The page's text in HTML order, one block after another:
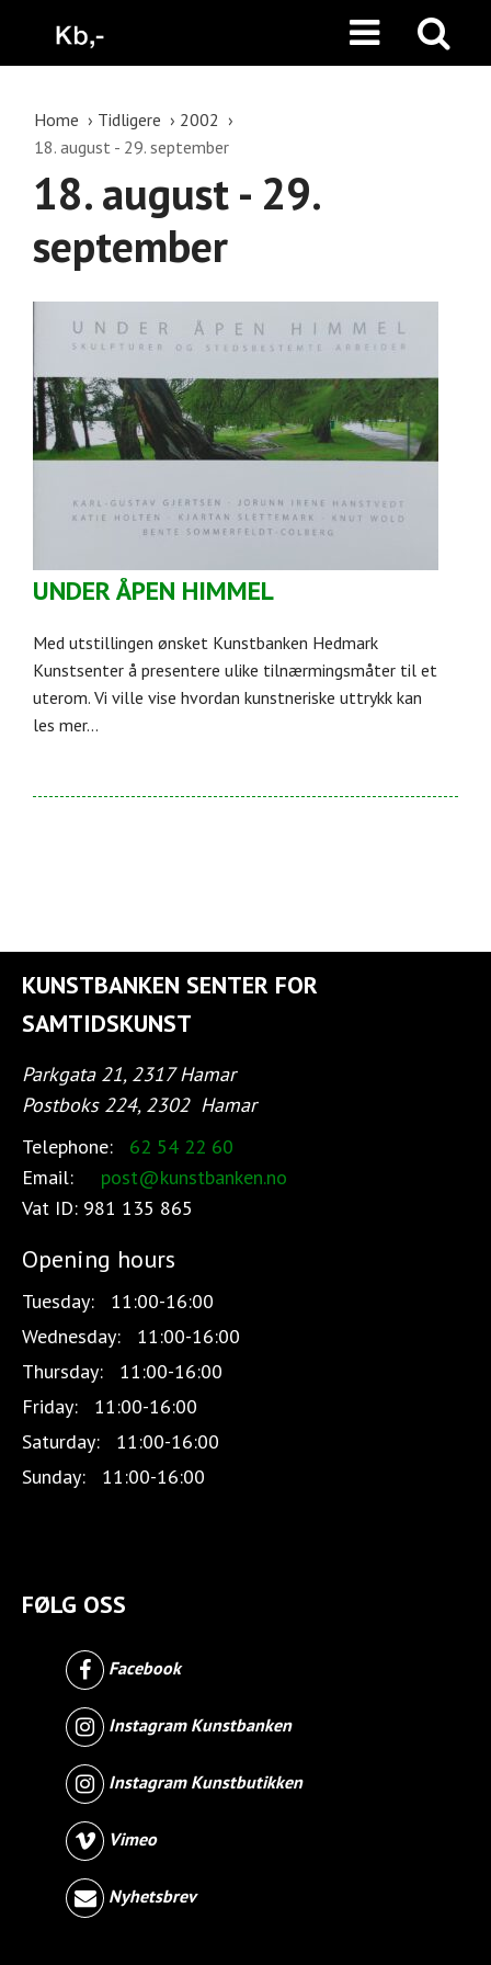
Home Tidligere
2002
18. august - 29. september
18. august - 29.
september
UNDER ÅPEN HIMMEL
Med utstillingen ønsket Kunstbanken Hedmark
Kunstsenter å presentere ulike tilnærmingsmåter til et
uterom. Vi ville vise hvordan kunstneriske uttrykk kan
les mer...
KUNSTBANKEN SENTER FOR
SAMTIDSKUNST
Parkgata 21, 2317 Hamar
Postboks 224, 2302 Hamar
Telephone:
62 54 22 60
Email:
post@kunstbanken.no
Vat ID: 981 135 865
Opening hours
Tuesday:
11:00-16:00
Wednesday:
11:00-16:00
Thursday:
11:00-16:00
Friday:
11:00-16:00
Saturday:
11:00-16:00
Sunday:
11:00-16:00
FØLG OSS
Facebook
Instagram Kunstbanken
Instagram Kunstbutikken
Vimeo
Nyhetsbrev